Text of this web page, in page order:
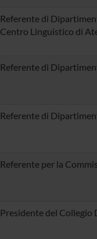
Referente di
Centro Linguistico di
Referente di
Referente di
Referente per la
Presidente del Collegio